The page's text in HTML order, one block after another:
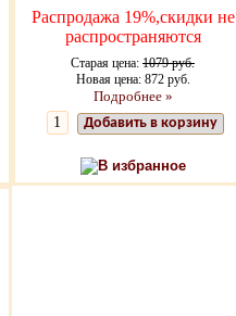
Распродажа 19%,скидки не
распространяются
Старая цена: 1079 руб.
Новая цена: 872 руб.
Подробнее »
Добавить в корзину
В избранное